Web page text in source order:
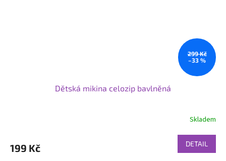
299 Kč
–33 %
Dětská mikina celozip bavlněná
Skladem
199 Kč DETAIL